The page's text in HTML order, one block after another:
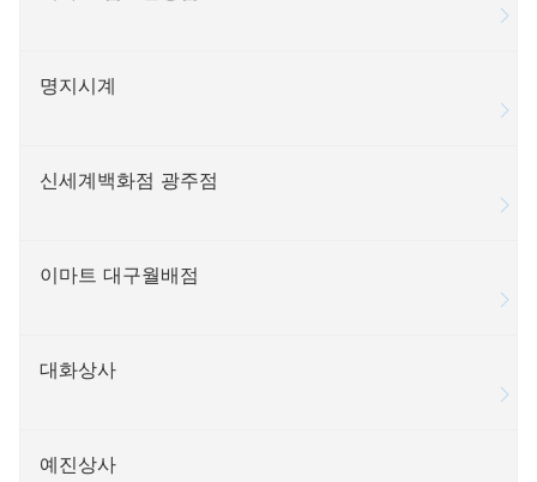
명지시계
신세계백화점 광주점
이마트 대구월배점
대화상사
예진상사